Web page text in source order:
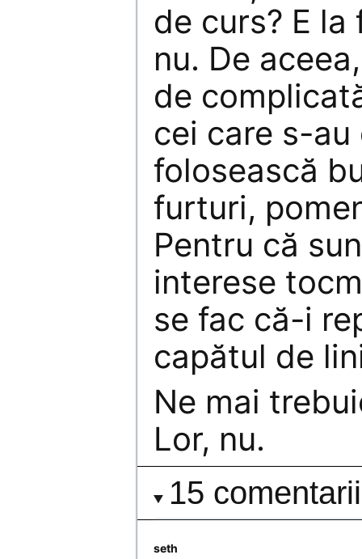
de curs? E
nu. De
de
cei care s-
folosească
furturi,
Pentru că
interese
se fac că-i
capătul de
Ne mai
Lor, nu.
15 comentarii
seth